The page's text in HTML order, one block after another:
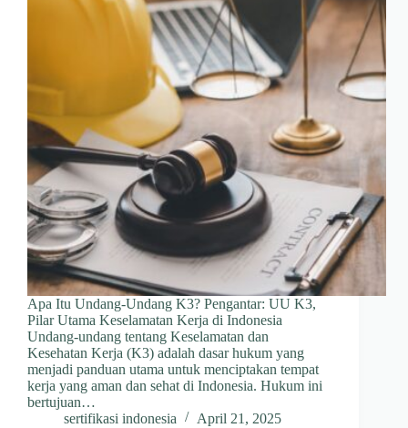
Apa Itu Undang-Undang K3? Pengantar: UU K3,
Pilar Utama Keselamatan Kerja di Indonesia
Undang-undang tentang Keselamatan dan
Kesehatan Kerja (K3) adalah dasar hukum yang
menjadi panduan utama untuk menciptakan tempat
kerja yang aman dan sehat di Indonesia. Hukum ini
bertujuan…
sertifikasi indonesia
April 21, 2025